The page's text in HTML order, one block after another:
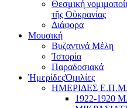
Θεσμική
τῆς Οὐκρανίας
Διάφορα
Μουσική
Βυζαντινά Μέλη
Ἰστορία
Παραδοσιακά
ἩμερίδεςὉμιλίες
ΗΜΕΡΙΔΕΣ Ε.Π.Μ.
1922-